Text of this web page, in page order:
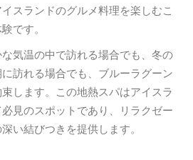
スランドのグルメ料理を楽しむこ
です。
気温の中で訪れる場合でも、冬の
訪れる場合でも、ブルーラグーン
します。この地熱スパはアイスラ
見のスポットであり、リラクゼー
い結びつきを提供します。